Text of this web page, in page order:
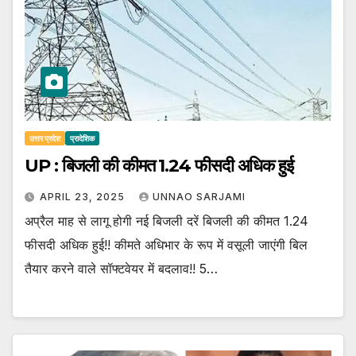
उत्तर प्रदेश प्रादेशिक
UP : बिजली की कीमत 1.24 फीसदी अधिक हुई
APRIL 23, 2025 UNNAO SARJAMI
अप्रैल माह से लागू होगी नई बिजली दरें बिजली की कीमत 1.24
फीसदी अधिक हुई!! कीमते अधिभार के रूप में वसूली जाएंगी बिल
तैयार करने वाले सॉफ्टवेयर में बदलाव!! 5…